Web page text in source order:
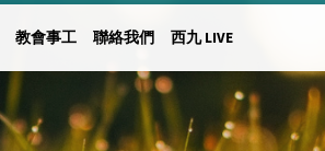
教會事工 聯絡我們 西九 LIVE